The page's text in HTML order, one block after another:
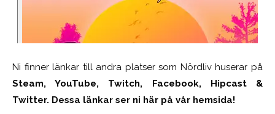
Ni finner länkar till andra platser som Nördliv huserar på
Steam, YouTube, Twitch, Facebook, Hipcast &
Twitter. Dessa länkar ser ni här på vår hemsida!